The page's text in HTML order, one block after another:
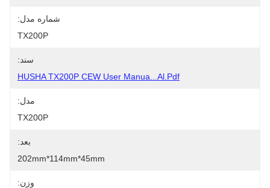
شماره مدل:
TX200P
سند:
HUSHA TX200P CEW User Manua...al.pdf
مدل:
TX200P
بعد:
202mm*114mm*45mm
وزن: